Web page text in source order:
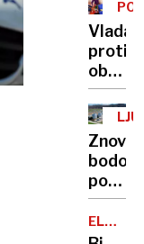
Vlada
proti
ne
sme
biti
razlog
Znova
bodo
MRK